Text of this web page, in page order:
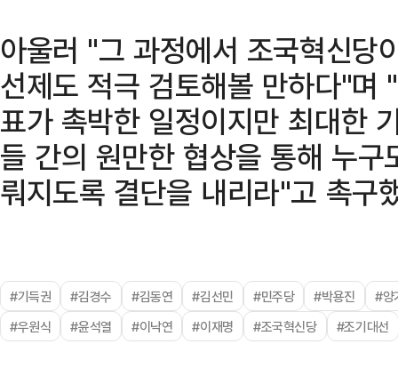
아울러 "그 과정에서 조국혁신당
선제도 적극 검토해볼 만하다"며
표가 촉박한 일정이지만 최대한
들 간의 원만한 협상을 통해 누
뤄지도록 결단을 내리라"고 촉구
#기득권 #김경수 #김동연 #김선민 #민주당 #박용진
#양
#우원식
#윤석열 #이낙연 #이재명 #조국혁신당 #조기대선